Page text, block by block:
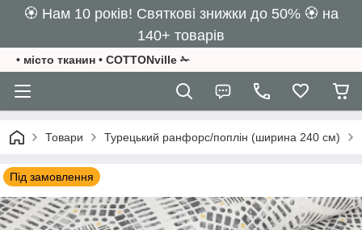
🏵️ Нам 10 років! Святкові знижки до 50% 🏵️ на
140+ товарів
• місто тканин • COTTONville ✁
Товари Турецький ранфорс/поплін (ширина 240 см)
Під замовлення